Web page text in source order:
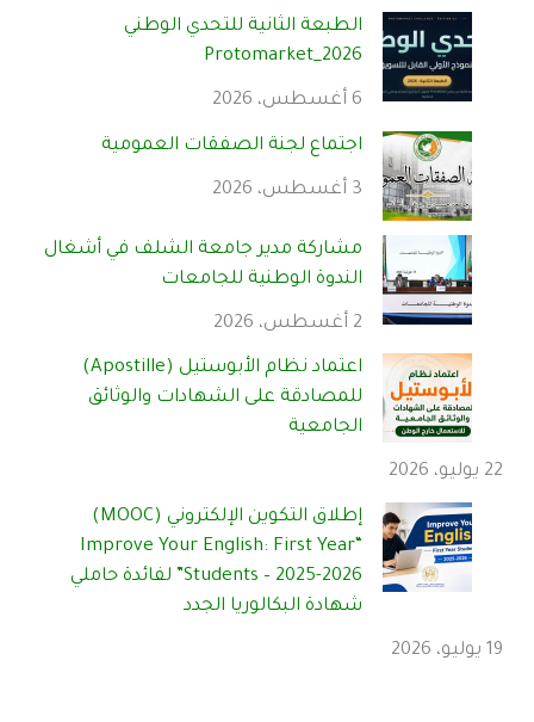
الطبعة الثانية للتحدي الوطني
Protomarket_2026
6 أغسطس، 2026
اجتماع لجنة الصفقات العمومية
3 أغسطس، 2026
مشاركة مدير جامعة الشلف في أشغال
الندوة الوطنية للجامعات
2 أغسطس، 2026
اعتماد نظام الأبوستيل (Apostille)
للمصادقة على الشهادات والوثائق
الجامعية
22 يوليو، 2026
إطلاق التكوين الإلكتروني (MOOC)
“Improve Your English: First Year
Students – 2025-2026” لفائدة حاملي
شهادة البكالوريا الجدد
19 يوليو، 2026